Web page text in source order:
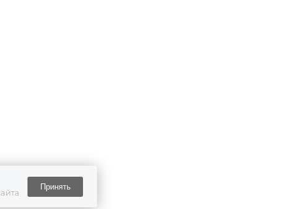
Принять